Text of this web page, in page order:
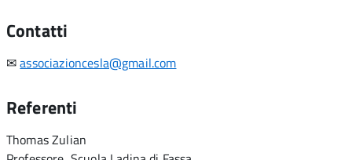
Contatti
✉associazioncesla@gmail.com
Referenti
Thomas Zulian